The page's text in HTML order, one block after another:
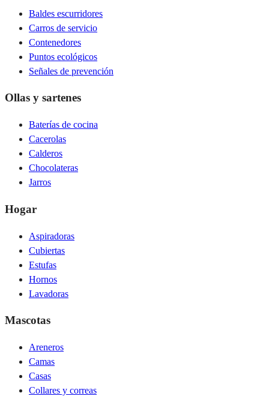
Baldes escurridores
Carros de servicio
Contenedores
Puntos ecológicos
Señales de prevención
Ollas y sartenes
Baterías de cocina
Cacerolas
Calderos
Chocolateras
Jarros
Hogar
Aspiradoras
Cubiertas
Estufas
Hornos
Lavadoras
Mascotas
Areneros
Camas
Casas
Collares y correas